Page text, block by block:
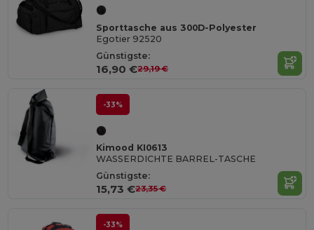
Sporttasche aus 300D-Polyester
Egotier 92520
Günstigste:
16,90 €29,19 €
-33%
Kimood KI0613
WASSERDICHTE BARREL-TASCHE
Günstigste:
15,73 €23,35 €
-33%